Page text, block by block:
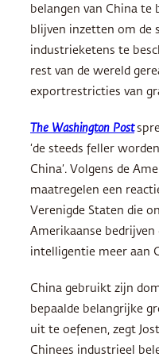
belangen van China te
blijven inzetten om de
industrieketens te
rest van de wereld
exportrestricties van
The Washington Post
‘de steeds feller
China’. Volgens de
maatregelen een
Verenigde Staten die
Amerikaanse
intelligentie meer aan
China gebruikt zijn
bepaalde belangrijke
uit te oefenen, zegt
Chinees industrieel